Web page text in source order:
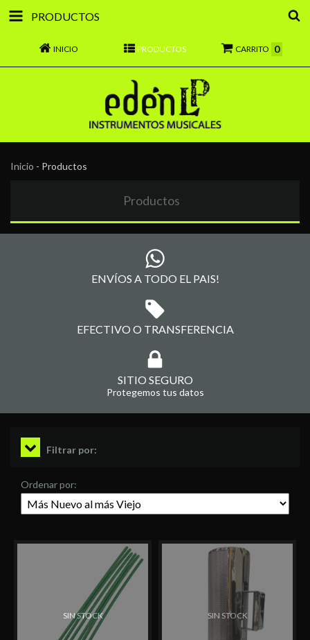
PRODUCTOS
INICIO PRODUCTOS CARRITO 0
Inicio - Productos
Productos
ENVÍOS A TODO EL PAIS!
EFECTIVO O TRANSFERENCIA
SITIO SEGURO
Protegemos tus datos
Filtrar por:
Ordenar por:
SIN STOCK SIN STOCK